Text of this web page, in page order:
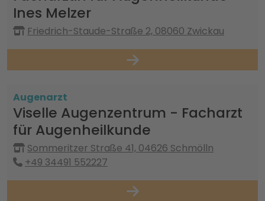
Ines Melzer
Friedrich-Staude-Straße 2, 08060 Zwickau
Augenarzt
Viselle Augenzentrum - Facharzt
für Augenheilkunde
Sommeritzer Straße 41, 04626 Schmölln
+49 34491 552227